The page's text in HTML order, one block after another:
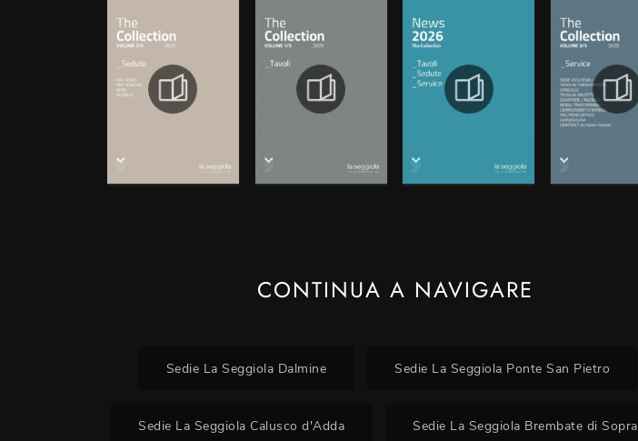
CONTINUA A NAVIGARE
Sedie La Seggiola Dalmine Sedie La Seggiola Ponte San Pietro
Sedie La Seggiola Calusco d'Adda Sedie La Seggiola Brembate di Sopra